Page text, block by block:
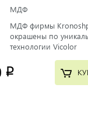
МДФ
МДФ фирмы
окрашены по
технологии Vicolor
p